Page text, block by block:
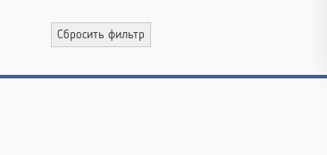
Сбросить фильтр